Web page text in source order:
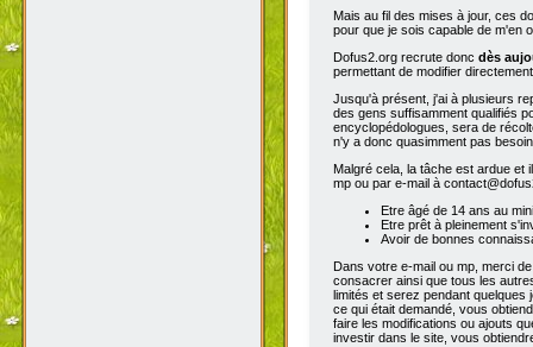
Mais au fil des mises à jour, ces
pour que je sois capable de m'en
Dofus2.org recrute donc dès
permettant de modifier
Jusqu'à présent, j'ai à plusieurs
des gens suffisamment qualifiés
encyclopédologues, sera de
n'y a donc quasimment pas
Malgré cela, la tâche est ardue
mp ou par e-mail à
Etre âgé de 14 ans au
Etre prêt à pleinement
Avoir de bonnes
Dans votre e-mail ou mp, merci
consacrer ainsi que tous les
limités et serez pendant
ce qui était demandé, vous
faire les modifications ou ajouts
investir dans le site, vous